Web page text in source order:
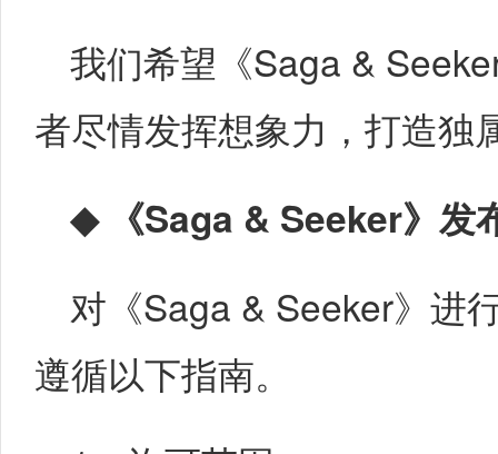
我们希望《Saga &
者尽情发挥想象力，打造独
◆ 《Saga & Seeker》发
对《Saga & Seeker》进
遵循以下指南。